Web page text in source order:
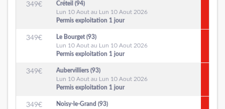
349€
Créteil (94)
Lun 10 Aout au Lun 10 Aout 2026
Permis exploitation 1 jour
349€
Le Bourget (93)
Lun 10 Aout au Lun 10 Aout 2026
Permis exploitation 1 jour
349€
Aubervilliers (93)
Lun 10 Aout au Lun 10 Aout 2026
Permis exploitation 1 jour
349€
Noisy-le-Grand (93)